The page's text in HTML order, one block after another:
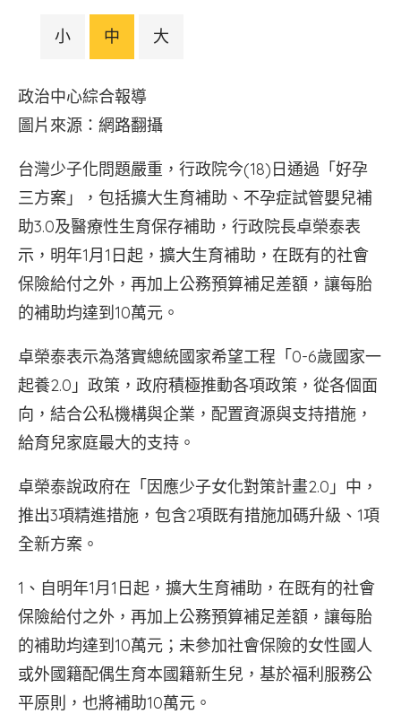
小 中 大
政治中心綜合報導
圖片來源：網路翻攝
台灣少子化問題嚴重，行政院今(18)日通過「好孕
三方案」，包括擴大生育補助、不孕症試管嬰兒補
助3.0及醫療性生育保存補助，行政院長卓榮泰表
示，明年1月1日起，擴大生育補助，在既有的社會
保險給付之外，再加上公務預算補足差額，讓每胎
的補助均達到10萬元。
卓榮泰表示為落實總統國家希望工程「0-6歲國家一
起養2.0」政策，政府積極推動各項政策，從各個面
向，結合公私機構與企業，配置資源與支持措施，
給育兒家庭最大的支持。
卓榮泰說政府在「因應少子女化對策計畫2.0」中，
推出3項精進措施，包含2項既有措施加碼升級、1項
全新方案。
1、自明年1月1日起，擴大生育補助，在既有的社會
保險給付之外，再加上公務預算補足差額，讓每胎
的補助均達到10萬元；未參加社會保險的女性國人
或外國籍配偶生育本國籍新生兒，基於福利服務公
平原則，也將補助10萬元。